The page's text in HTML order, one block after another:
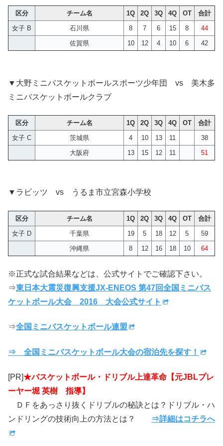
区分 チーム名 1Q 2Q 3Q 4Q OT
合計
女子 B
石川県 8 7 6 15 8
44
佐賀県
10 12 4 10 6 42
▼大野ミニバスケットボールスポーツ少年団 vs 美木多
ミニバスケットボールクラブ
区分 チーム名 1Q 2Q 3Q 4Q OT
合計
女子 C
茨城県 4 10 13 11
38
大阪府
13 15 12 11 51
▼ラビッツ vs うるま市立宮森小学校
区分 チーム名 1Q 2Q 3Q 4Q OT
合計
女子 D
千葉県 19 5 18 12 5
59
沖縄県
8 12 16 18 10 64
※正式な試合結果などは、公式サイトでご確認下さい。
⇒東日本大震災復興支援JX-ENEOS 第47回全国ミニバス
ケットボール大会 2016 大会公式サイト
⇒全国ミニバスケットボール連盟
⇒ 全国ミニバスケットボール大会の宿泊先を探す！
[PR]★バスケットボール・ドリブル上達革命【元JBLプレ
ーヤー堀 英樹 指導】
ＤＦをあっさり抜くドリブルの秘訣とは？ドリブル・ハ
ンドリングの技術向上の方法とは？
⇒詳細はコチラへ